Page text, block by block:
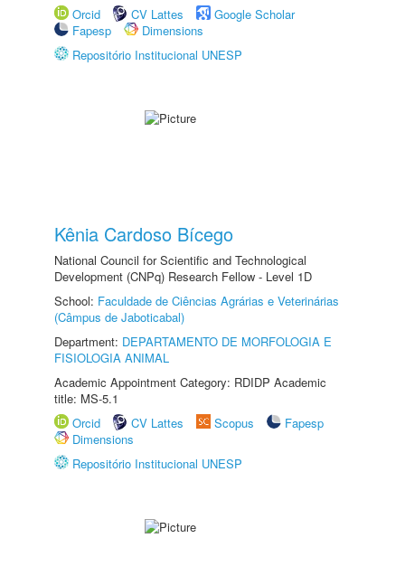
Orcid
CV Lattes
Google Scholar
Fapesp
Dimensions
Repositório Institucional UNESP
Kênia Cardoso Bícego
National Council for Scientific and Technological
Development (CNPq) Research Fellow - Level 1D
School: Faculdade de Ciências Agrárias e Veterinárias
(Câmpus de Jaboticabal)
Department: DEPARTAMENTO DE MORFOLOGIA E
FISIOLOGIA ANIMAL
Academic Appointment Category: RDIDP Academic
title: MS-5.1
Orcid
CV Lattes Scopus
Fapesp
Dimensions
Repositório Institucional UNESP